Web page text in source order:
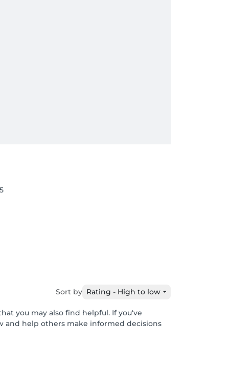
Sort by Rating - High to low
you may also find helpful. If you've
and help others make informed decisions